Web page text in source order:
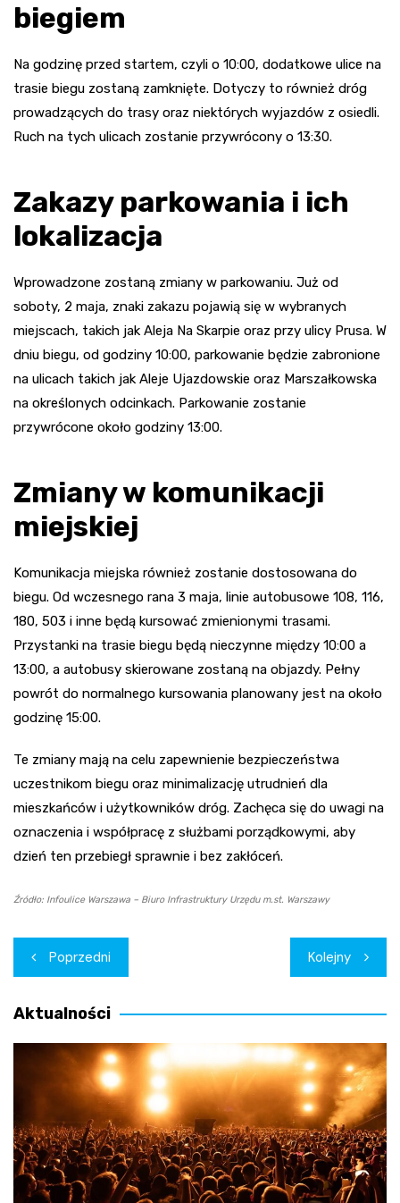
biegiem
Na godzinę przed startem, czyli o 10:00, dodatkowe ulice na
trasie biegu zostaną zamknięte. Dotyczy to również dróg
prowadzących do trasy oraz niektórych wyjazdów z osiedli.
Ruch na tych ulicach zostanie przywrócony o 13:30.
Zakazy parkowania i ich
lokalizacja
Wprowadzone zostaną zmiany w parkowaniu. Już od
soboty, 2 maja, znaki zakazu pojawią się w wybranych
miejscach, takich jak Aleja Na Skarpie oraz przy ulicy Prusa. W
dniu biegu, od godziny 10:00, parkowanie będzie zabronione
na ulicach takich jak Aleje Ujazdowskie oraz Marszałkowska
na określonych odcinkach. Parkowanie zostanie
przywrócone około godziny 13:00.
Zmiany w komunikacji
miejskiej
Komunikacja miejska również zostanie dostosowana do
biegu. Od wczesnego rana 3 maja, linie autobusowe 108, 116,
180, 503 i inne będą kursować zmienionymi trasami.
Przystanki na trasie biegu będą nieczynne między 10:00 a
13:00, a autobusy skierowane zostaną na objazdy. Pełny
powrót do normalnego kursowania planowany jest na około
godzinę 15:00.
Te zmiany mają na celu zapewnienie bezpieczeństwa
uczestnikom biegu oraz minimalizację utrudnień dla
mieszkańców i użytkowników dróg. Zachęca się do uwagi na
oznaczenia i współpracę z służbami porządkowymi, aby
dzień ten przebiegł sprawnie i bez zakłóceń.
Źródło: Infoulice Warszawa – Biuro Infrastruktury Urzędu m.st. Warszawy
Nawigacja
wpisu
Poprzedni Kolejny
Aktualności